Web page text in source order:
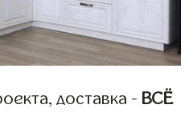
доставка - ВСЁ